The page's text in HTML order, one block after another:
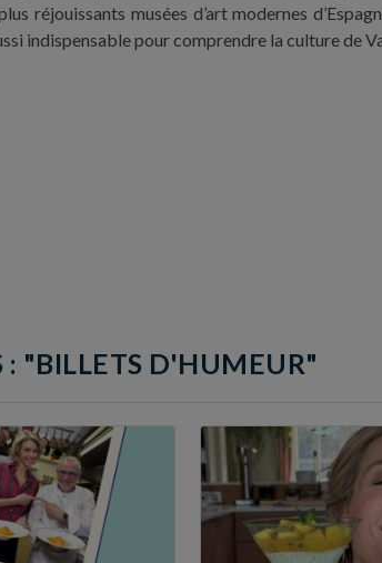
réjouissants musées d’art modernes
indispensable pour comprendre la culture de
: "BILLETS D'HUMEUR"